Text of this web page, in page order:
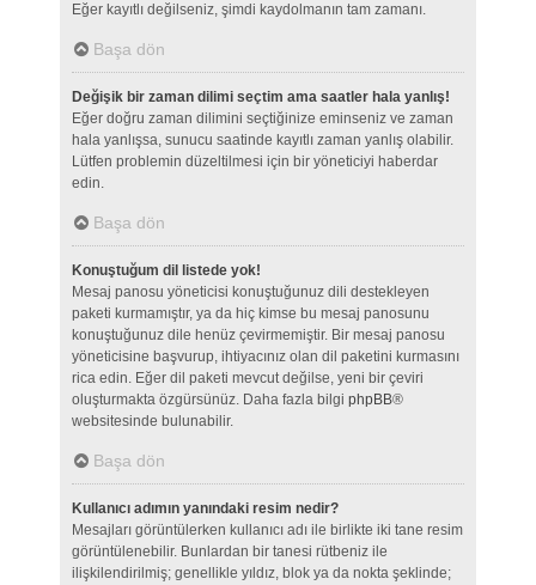
Eğer kayıtlı değilseniz, şimdi kaydolmanın tam zamanı.
Başa dön
Değişik bir zaman dilimi seçtim ama saatler hala yanlış!
Eğer doğru zaman dilimini seçtiğinize eminseniz ve zaman
hala yanlışsa, sunucu saatinde kayıtlı zaman yanlış olabilir.
Lütfen problemin düzeltilmesi için bir yöneticiyi haberdar
edin.
Başa dön
Konuştuğum dil listede yok!
Mesaj panosu yöneticisi konuştuğunuz dili destekleyen
paketi kurmamıştır, ya da hiç kimse bu mesaj panosunu
konuştuğunuz dile henüz çevirmemiştir. Bir mesaj panosu
yöneticisine başvurup, ihtiyacınız olan dil paketini kurmasını
rica edin. Eğer dil paketi mevcut değilse, yeni bir çeviri
oluşturmakta özgürsünüz. Daha fazla bilgi phpBB®
websitesinde bulunabilir.
Başa dön
Kullanıcı adımın yanındaki resim nedir?
Mesajları görüntülerken kullanıcı adı ile birlikte iki tane resim
görüntülenebilir. Bunlardan bir tanesi rütbeniz ile
ilişkilendirilmiş; genellikle yıldız, blok ya da nokta şeklinde;